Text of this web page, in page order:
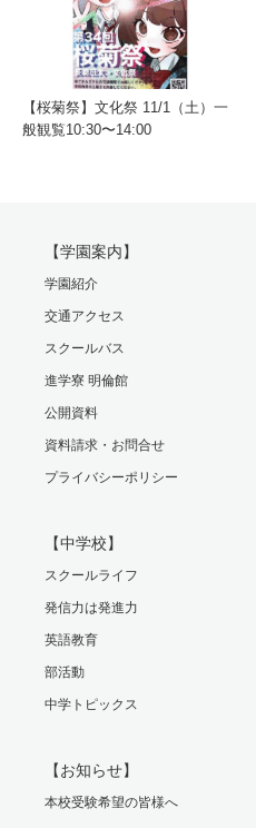
【桜菊祭】文化祭 11/1（土）一
般観覧10:30〜14:00
【学園案内】
学園紹介
交通アクセス
スクールバス
進学寮 明倫館
公開資料
資料請求・お問合せ
プライバシーポリシー
【中学校】
スクールライフ
発信力は発進力
英語教育
部活動
中学トピックス
【お知らせ】
本校受験希望の皆様へ